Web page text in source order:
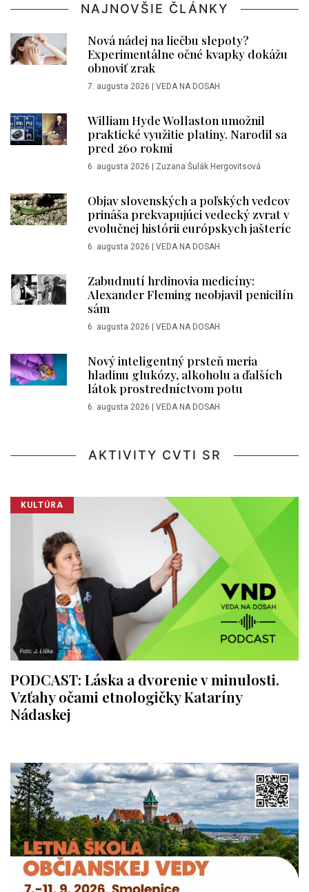
NAJNOVŠIE ČLÁNKY
Nová nádej na liečbu slepoty?
Experimentálne očné kvapky dokážu
obnoviť zrak
7. augusta 2026 | VEDA NA DOSAH
William Hyde Wollaston umožnil
praktické využitie platiny. Narodil sa
pred 260 rokmi
6. augusta 2026 | Zuzana Šulák Hergovitsová
Objav slovenských a poľských vedcov
prináša prekvapujúci vedecký zvrat v
evolučnej histórii európskych jašteríc
6. augusta 2026 | VEDA NA DOSAH
Zabudnutí hrdinovia medicíny:
Alexander Fleming neobjavil penicilín
sám
6. augusta 2026 | VEDA NA DOSAH
Nový inteligentný prsteň meria
hladinu glukózy, alkoholu a ďalších
látok prostredníctvom potu
6. augusta 2026 | VEDA NA DOSAH
AKTIVITY CVTI SR
KULTÚRA
PODCAST: Láska a dvorenie v minulosti.
Vzťahy očami etnologičky Kataríny
Nádaskej